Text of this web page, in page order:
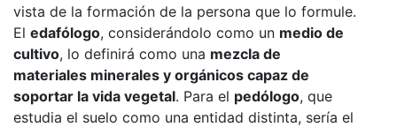
vista de la formación de la persona que lo formule.
El edafólogo, considerándolo como un medio de
cultivo, lo definirá como una mezcla de
materiales minerales y orgánicos capaz de
soportar la vida vegetal. Para el pedólogo, que
estudia el suelo como una entidad distinta, sería el